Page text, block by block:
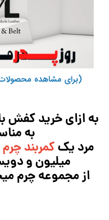
(برای مشاهده
به ازای خرید کفش
به
مرد یککمربند
میلیون و
از مجموعه چرم